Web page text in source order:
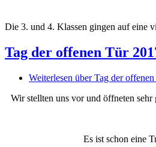
Die 3. und 4. Klassen gingen auf eine
Tag der offenen Tür
Weiterlesen über Tag der
Wir stellten uns vor und öffneten sehr
Es ist schon eine